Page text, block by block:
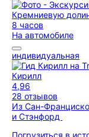
8 часов
На автомобиле
индивидуальная
Кирилл
4,96
28 отзывов
Из Сан-
и Стэнфорд
Погрузиться в